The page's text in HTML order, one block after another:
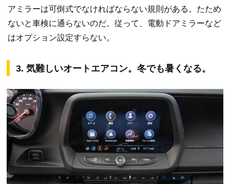
アミラーは可倒式でなければならない規則がある。たため
ないと車検に通らないのだ。従って、電動ドアミラーなど
はオプション設定すらない。
3. 気難しいオートエアコン。冬でも暑くなる。